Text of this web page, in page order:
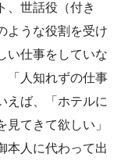
、世話役（付き
ような役割を受け
い仕事をしていな
「人知れずの仕事
えば、「ホテルに
てきて欲しい」
本人に代わって出